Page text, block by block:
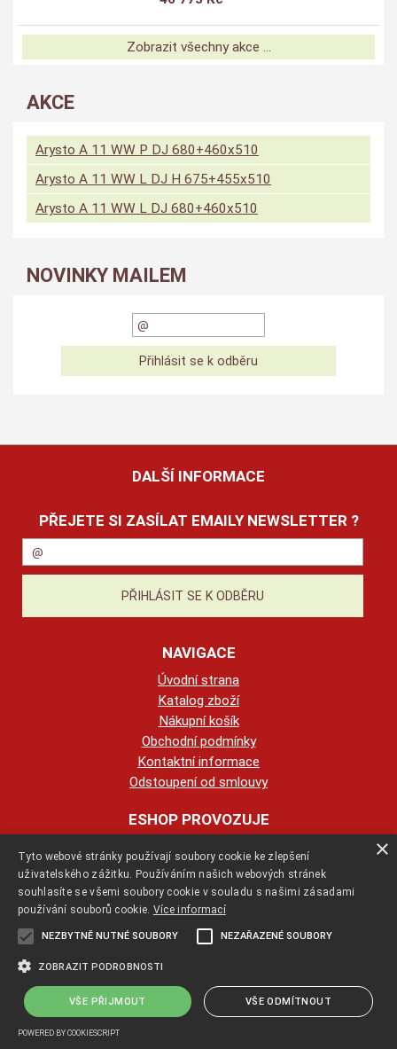
Zobrazit všechny akce ...
AKCE
Arysto A 11 WW P DJ 680+460x510
Arysto A 11 WW L DJ H 675+455x510
Arysto A 11 WW L DJ 680+460x510
NOVINKY MAILEM
DALŠÍ INFORMACE
PŘEJETE SI ZASÍLAT EMAILY NEWSLETTER ?
NAVIGACE
Úvodní strana
Katalog zboží
Nákupní košík
Obchodní podmínky
Kontaktní informace
Odstoupení od smlouvy
ESHOP PROVOZUJE
123KRBY s.r.o.
+420 774 422 239
info@123krby.cz
Copyright ©jak-se-stavi-krb.cz,provozováno na systémutvorba e-
shopu
×
Tyto webové stránky používají soubory cookie ke zlepšení
uživatelského zážitku. Používáním našich webových stránek
souhlasíte se všemi soubory cookie v souladu s našimi zásadami
používání souborů cookie. Více informací
NEZBYTNĚ NUTNÉ SOUBORY NEZAŘAZENÉ SOUBORY
ZOBRAZIT PODROBNOSTI
VŠE PŘIJMOUT VŠE ODMÍTNOUT
POWERED BY COOKIESCRIPT